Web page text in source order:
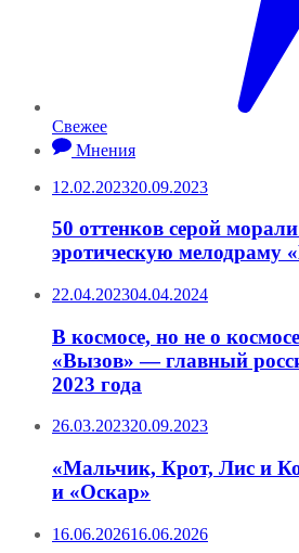
Свежее
Мнения
12.02.202320.09.2023
50 оттенков серой
эротическую мелодраму
22.04.202304.04.2024
В космосе, но не о
«Вызов» — главный
2023 года
26.03.202320.09.2023
«Мальчик, Крот, Лис и
и «Оскар»
16.06.202616.06.2026